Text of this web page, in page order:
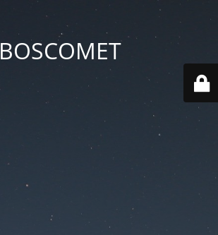
BOSCOMET